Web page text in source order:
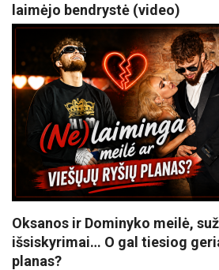
laimėjo bendrystė (video)
Oksanos ir Dominyko meilė,
išsiskyrimai… O gal tiesiog
planas?